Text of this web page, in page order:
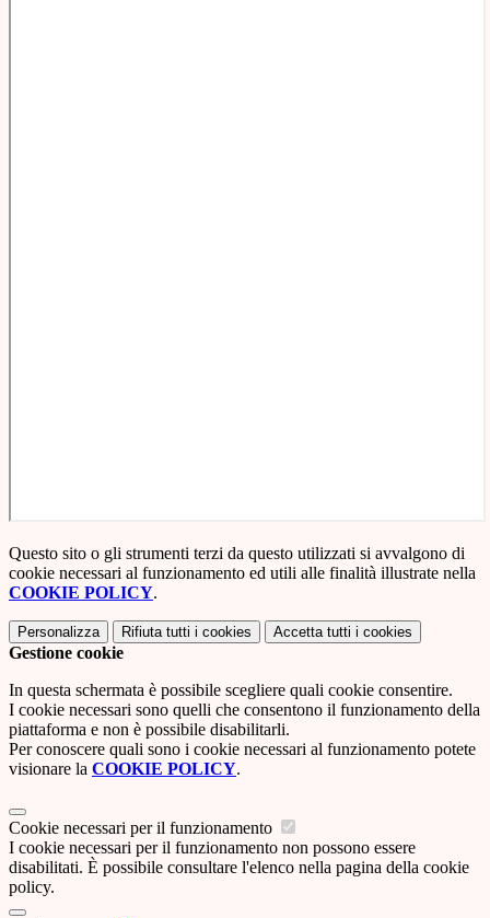
Questo sito o gli strumenti terzi da questo utilizzati si avvalgono di
cookie necessari al funzionamento ed utili alle finalità illustrate nella
COOKIE POLICY.
Personalizza Rifiuta tutti i cookies Accetta tutti i cookies
Gestione cookie
In questa schermata è possibile scegliere quali cookie consentire.
I cookie necessari sono quelli che consentono il funzionamento della
piattaforma e non è possibile disabilitarli.
Per conoscere quali sono i cookie necessari al funzionamento potete
visionare la COOKIE POLICY.
Cookie necessari per il funzionamento
I cookie necessari per il funzionamento non possono essere
disabilitati. È possibile consultare l'elenco nella pagina della cookie
policy.